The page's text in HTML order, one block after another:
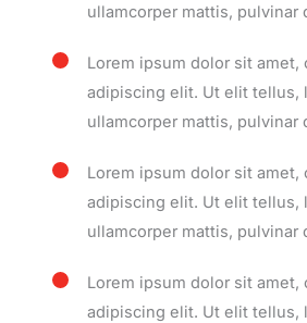
ullamcorper mattis, pulvinar
Lorem ipsum dolor sit amet,
adipiscing elit. Ut elit tellus,
ullamcorper mattis, pulvinar
Lorem ipsum dolor sit amet,
adipiscing elit. Ut elit tellus,
ullamcorper mattis, pulvinar
Lorem ipsum dolor sit amet,
adipiscing elit. Ut elit tellus,